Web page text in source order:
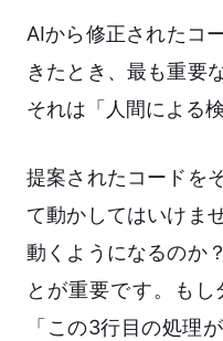
AIから修正されたコ
きたとき、最も重要
それは「人間による
提案されたコードを
て動かしてはいけま
動くようになるのか
とが重要です。もし
「この3行目の処理